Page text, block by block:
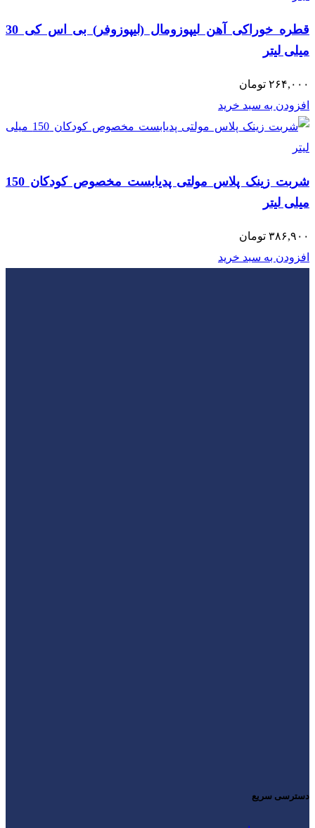
قطره خوراکی آهن لیپوزومال (لیپوزوفر) بی اس کی 30
میلی لیتر
۲۶۴,۰۰۰ تومان
افزودن به سبد خرید
شربت زینک پلاس مولتی پدیابست مخصوص کودکان 150
میلی لیتر
۳۸۶,۹۰۰ تومان
افزودن به سبد خرید
دسترسی سریع